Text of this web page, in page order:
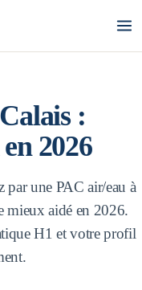
Calais:
2026
par une PAC air/eau à
mieux aidé en 2026.
H1 et votre profil